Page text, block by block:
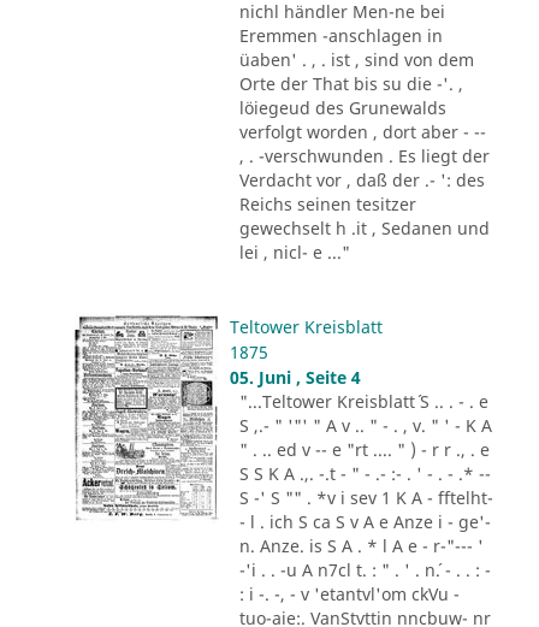
nichl händler Men-ne bei
Eremmen -anschlagen in
üaben' . , . ist , sind von dem
Orte der That bis su die -'. ,
löiegeud des Grunewalds
verfolgt worden , dort aber - --
, . -verschwunden . Es liegt der
Verdacht vor , daß der .- ': des
Reichs seinen tesitzer
gewechselt h .it , Sedanen und
lei , nicl- e ..."
Teltower Kreisblatt
1875
05. Juni , Seite 4
"...Teltower Kreisblatt´ S .. . - . e
S ,.- " '"' " A v .. " - . , v. " ' - K A
" . .. ed v -- e "rt .... " ) - r r ., . e
S S K A .,. -.t - " - .- :- . ' - . - .* --
S -' S "" . *v i sev 1 K A - fftelht-
- l . ich S ca S v A e Anze i - ge'-
n. Anze. is S A . * l A e - r-"--- '
-'i . . -u A n7cl t. : " . ' . n´. - . . : -
: i -. -, - v 'etantvl'om ckVu -
tuo-aie:. VanStvttin nncbuw- nr